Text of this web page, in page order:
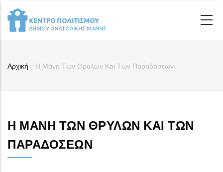
Παράκαμψη
προς
Breadcrumb
Αρχική - Η Μάνη Των Θρύλων Και Των Παραδόσεων
Η ΜΆΝΗ ΤΩΝ ΘΡΎΛΩΝ ΚΑΙ ΤΩΝ
ΠΑΡΑΔΌΣΕΩΝ